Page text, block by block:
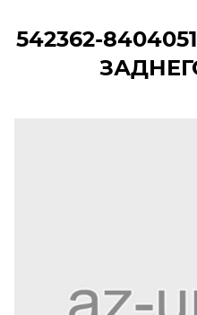
542362-